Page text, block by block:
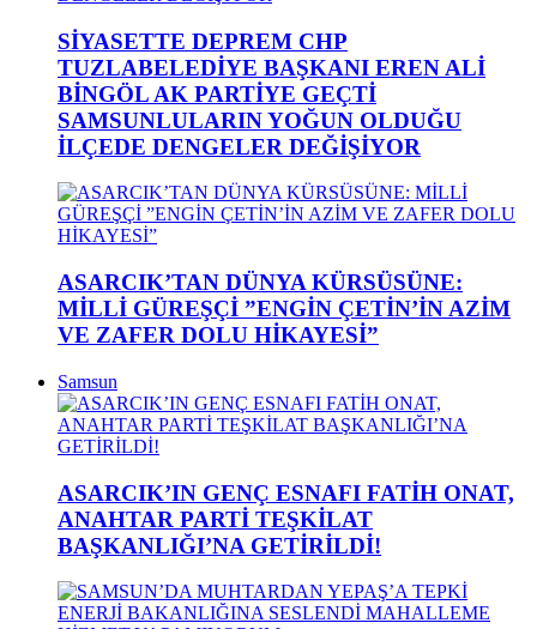
SİYASETTE DEPREM CHP
TUZLABELEDİYE BAŞKANI EREN ALİ
BİNGÖL AK PARTİYE GEÇTİ
SAMSUNLULARIN YOĞUN OLDUĞU
İLÇEDE DENGELER DEĞİŞİYOR
ASARCIK’TAN DÜNYA KÜRSÜSÜNE:
MİLLİ GÜREŞÇİ ”ENGİN ÇETİN’İN AZİM
VE ZAFER DOLU HİKAYESİ”
Samsun
ASARCIK’IN GENÇ ESNAFI FATİH ONAT,
ANAHTAR PARTİ TEŞKİLAT
BAŞKANLIĞI’NA GETİRİLDİ!